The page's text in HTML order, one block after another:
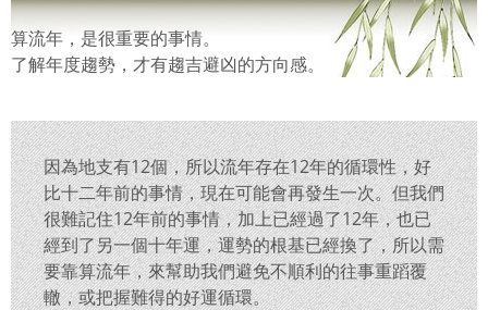
算流年，是很重要的事情。
了解年度趨勢，才有趨吉避凶的方向感。
因為地支有12個，所以流年存在12年的循環性，好
比十二年前的事情，現在可能會再發生一次。但我們
很難記住12年前的事情，加上已經過了12年，也已
經到了另一個十年運，運勢的根基已經換了，所以需
要靠算流年，來幫助我們避免不順利的往事重蹈覆
轍，或把握難得的好運循環。